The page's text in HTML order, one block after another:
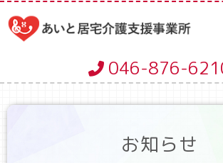
046-876-
お知らせ